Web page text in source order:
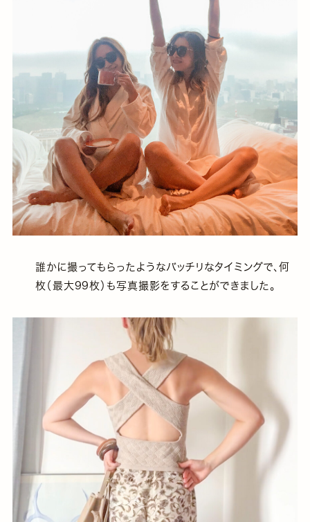
誰かに撮ってもらったようなバッチリなタイミングで、何
枚（最大99枚）も写真撮影をすることができました。